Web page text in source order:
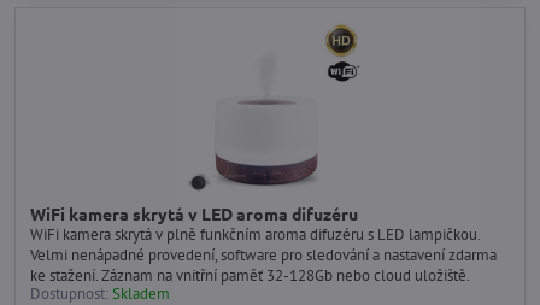
WiFi kamera skrytá v LED aroma difuzéru
WiFi kamera skrytá v plně funkčním aroma difuzéru s LED lampičkou.
Velmi nenápadné provedení, software pro sledování a nastavení zdarma
ke stažení. Záznam na vnitřní paměť 32-128Gb nebo cloud uložiště.
Dostupnost:Skladem